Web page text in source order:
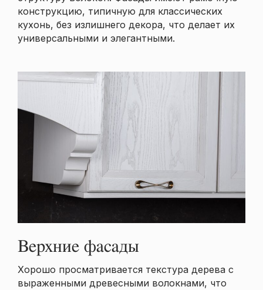
конструкцию, типичную для классических
кухонь, без излишнего декора, что делает их
универсальными и элегантными.
Верхние фасады
Хорошо просматривается текстура дерева с
выраженными древесными волокнами, что